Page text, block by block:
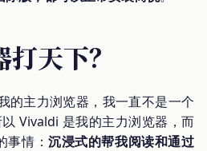
天下？
的主力浏览器，我一直不是一个
Vivaldi 是我的主力浏览器，而
事情：沉浸式的帮我阅读和通过